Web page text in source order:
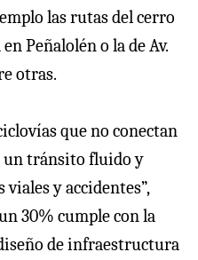
las rutas del cerro
Peñalolén o la de Av.
otras.
que no conectan
un tránsito fluido y
y accidentes”,
30% cumple con la
de infraestructura